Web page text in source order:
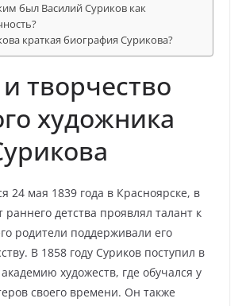
был Василий Суриков как
краткая биография Сурикова?
творчество
художника
24 мая 1839 года в Красноярске, в
детства проявлял талант к
родители поддерживали его
В 1858 году Суриков поступил в
художеств, где обучался у
своего времени. Он также